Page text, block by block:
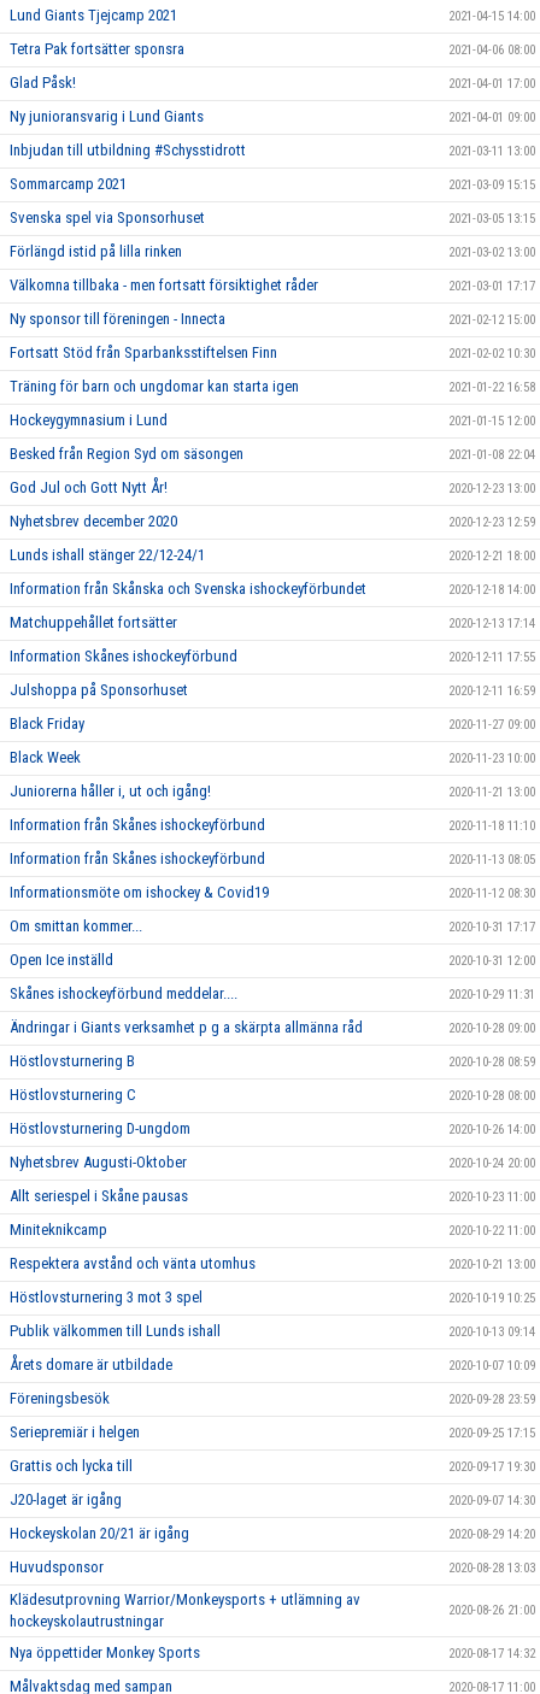
Lund Giants Tjejcamp 2021 2021-04-15 14:00
Tetra Pak fortsätter sponsra 2021-04-06 08:00
Glad Påsk! 2021-04-01 17:00
Ny junioransvarig i Lund Giants 2021-04-01 09:00
Inbjudan till utbildning #Schysstidrott 2021-03-11 13:00
Sommarcamp 2021 2021-03-09 15:15
Svenska spel via Sponsorhuset 2021-03-05 13:15
Förlängd istid på lilla rinken 2021-03-02 13:00
Välkomna tillbaka - men fortsatt försiktighet råder 2021-03-01 17:17
Ny sponsor till föreningen - Innecta 2021-02-12 15:00
Fortsatt Stöd från Sparbanksstiftelsen Finn 2021-02-02 10:30
Träning för barn och ungdomar kan starta igen 2021-01-22 16:58
Hockeygymnasium i Lund 2021-01-15 12:00
Besked från Region Syd om säsongen 2021-01-08 22:04
God Jul och Gott Nytt År! 2020-12-23 13:00
Nyhetsbrev december 2020 2020-12-23 12:59
Lunds ishall stänger 22/12-24/1 2020-12-21 18:00
Information från Skånska och Svenska ishockeyförbundet 2020-12-18 14:00
Matchuppehållet fortsätter 2020-12-13 17:14
Information Skånes ishockeyförbund 2020-12-11 17:55
Julshoppa på Sponsorhuset 2020-12-11 16:59
Black Friday 2020-11-27 09:00
Black Week 2020-11-23 10:00
Juniorerna håller i, ut och igång! 2020-11-21 13:00
Information från Skånes ishockeyförbund 2020-11-18 11:10
Information från Skånes ishockeyförbund 2020-11-13 08:05
Informationsmöte om ishockey & Covid19 2020-11-12 08:30
Om smittan kommer... 2020-10-31 17:17
Open Ice inställd 2020-10-31 12:00
Skånes ishockeyförbund meddelar.... 2020-10-29 11:31
Ändringar i Giants verksamhet p g a skärpta allmänna råd 2020-10-28 09:00
Höstlovsturnering B 2020-10-28 08:59
Höstlovsturnering C 2020-10-28 08:00
Höstlovsturnering D-ungdom 2020-10-26 14:00
Nyhetsbrev Augusti-Oktober 2020-10-24 20:00
Allt seriespel i Skåne pausas 2020-10-23 11:00
Miniteknikcamp 2020-10-22 11:00
Respektera avstånd och vänta utomhus 2020-10-21 13:00
Höstlovsturnering 3 mot 3 spel 2020-10-19 10:25
Publik välkommen till Lunds ishall 2020-10-13 09:14
Årets domare är utbildade 2020-10-07 10:09
Föreningsbesök 2020-09-28 23:59
Seriepremiär i helgen 2020-09-25 17:15
Grattis och lycka till 2020-09-17 19:30
J20-laget är igång 2020-09-07 14:30
Hockeyskolan 20/21 är igång 2020-08-29 14:20
Huvudsponsor 2020-08-28 13:03
Klädesutprovning Warrior/Monkeysports + utlämning av
hockeyskolautrustningar
2020-08-26 21:00
Nya öppettider Monkey Sports 2020-08-17 14:32
Målvaktsdag med sampan 2020-08-17 11:00